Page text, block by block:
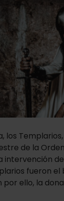
los
de la
intervención
fueron el
ello, la